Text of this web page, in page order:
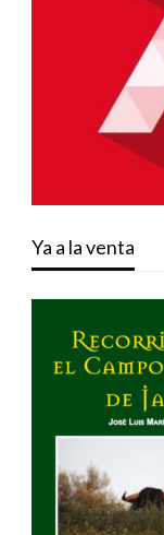
Ya a la venta